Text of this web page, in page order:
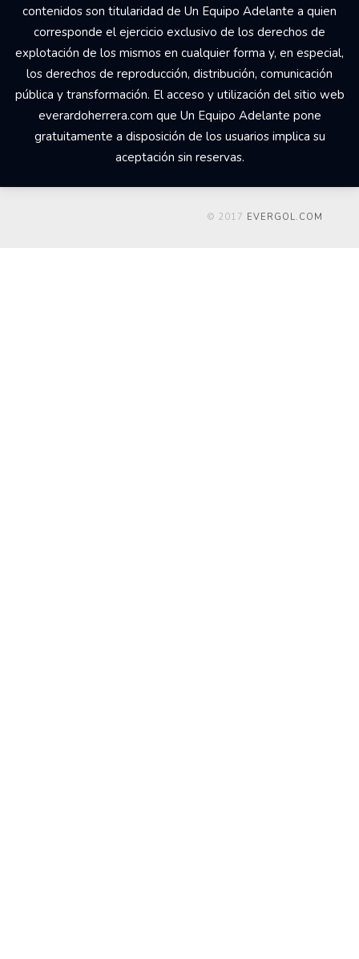
contenidos son titularidad de Un Equipo Adelante a quien
corresponde el ejercicio exclusivo de los derechos de
explotación de los mismos en cualquier forma y, en especial,
los derechos de reproducción, distribución, comunicación
pública y transformación. El acceso y utilización del sitio web
everardoherrera.com que Un Equipo Adelante pone
gratuitamente a disposición de los usuarios implica su
aceptación sin reservas.
© 2017 EVERGOL.COM